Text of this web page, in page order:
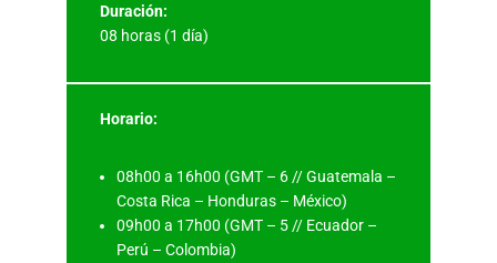
Duración:
08 horas (1 día)
Horario:
08h00 a 16h00 (GMT – 6 // Guatemala –
Costa Rica – Honduras – México)
09h00 a 17h00 (GMT – 5 // Ecuador –
Perú – Colombia)